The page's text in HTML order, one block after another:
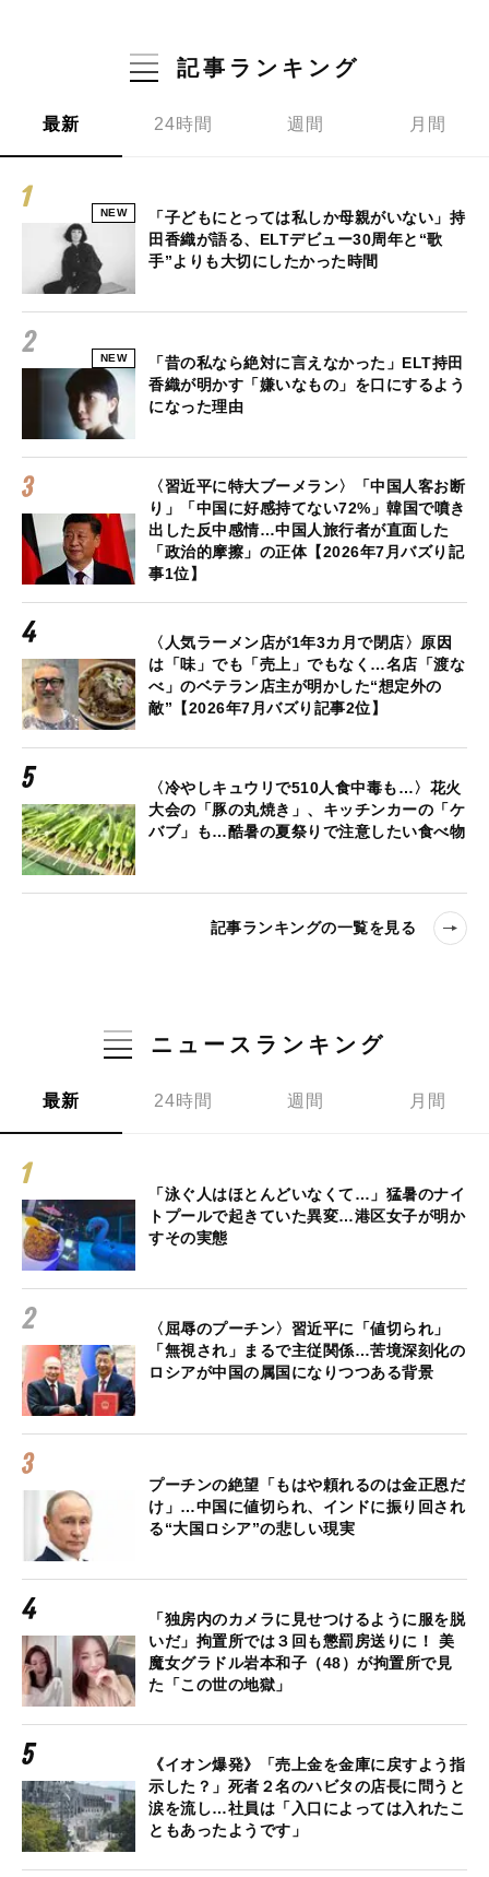
記事ランキング
最新 24時間 週間 月間
NEW
「子どもにとっては私しか母親がいない」持
田香織が語る、ELTデビュー30周年と“歌
手”よりも大切にしたかった時間
NEW
「昔の私なら絶対に言えなかった」ELT持田
香織が明かす「嫌いなもの」を口にするよう
になった理由
〈習近平に特大ブーメラン〉「中国人客お断
り」「中国に好感持てない72%」韓国で噴き
出した反中感情…中国人旅行者が直面した
「政治的摩擦」の正体【2026年7月バズり記
事1位】
〈人気ラーメン店が1年3カ月で閉店〉原因
は「味」でも「売上」でもなく…名店「渡な
べ」のベテラン店主が明かした“想定外の
敵”【2026年7月バズり記事2位】
〈冷やしキュウリで510人食中毒も…〉花火
大会の「豚の丸焼き」、キッチンカーの「ケ
バブ」も…酷暑の夏祭りで注意したい食べ物
記事ランキングの一覧を見る
ニュースランキング
最新 24時間 週間 月間
「泳ぐ人はほとんどいなくて…」猛暑のナイ
トプールで起きていた異変…港区女子が明か
すその実態
〈屈辱のプーチン〉習近平に「値切られ」
「無視され」まるで主従関係…苦境深刻化の
ロシアが中国の属国になりつつある背景
プーチンの絶望「もはや頼れるのは金正恩だ
け」…中国に値切られ、インドに振り回され
る“大国ロシア”の悲しい現実
「独房内のカメラに見せつけるように服を脱
いだ」拘置所では３回も懲罰房送りに！ 美
魔女グラドル岩本和子（48）が拘置所で見
た「この世の地獄」
《イオン爆発》「売上金を金庫に戻すよう指
示した？」死者２名のハビタの店長に問うと
涙を流し…社員は「入口によっては入れたこ
ともあったようです」